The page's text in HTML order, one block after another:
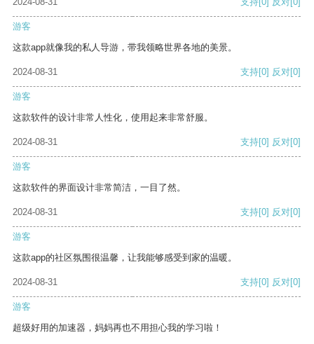
游客
这款app就像我的私人导游，带我领略世界各地的美景。
2024-08-31 支持[0] 反对[0]
游客
这款软件的设计非常人性化，使用起来非常舒服。
2024-08-31 支持[0] 反对[0]
游客
这款软件的界面设计非常简洁，一目了然。
2024-08-31 支持[0] 反对[0]
游客
这款app的社区氛围很温馨，让我能够感受到家的温暖。
2024-08-31 支持[0] 反对[0]
游客
超级好用的加速器，妈妈再也不用担心我的学习啦！